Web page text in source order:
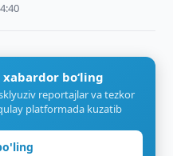
bo‘ling
reportajlar va tezkor
platformada kuzatib